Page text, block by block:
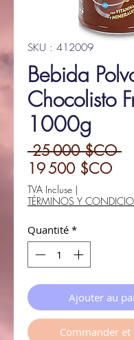
SKU : 412009
Bebida
Chocolisto
1000g
25 000 $CO Prix
19 500 $COPrix
TVA Incluse |
TÉRMINOS Y
Quantité *
Ajouter au
Commander et